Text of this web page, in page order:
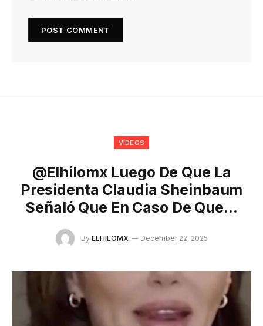
VÍDEOS
@elhilomx Luego De Que La
Presidenta Claudia Sheinbaum
Señaló Que En Caso De Que…
By ELHILOMX December 22, 2025